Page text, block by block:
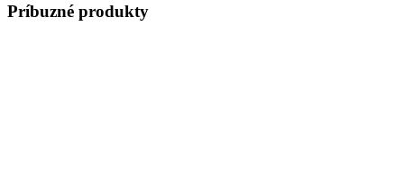
Príbuzné produkty